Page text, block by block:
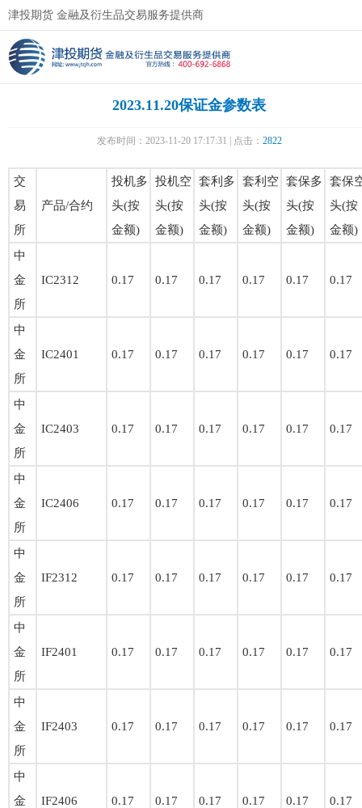
津投期货 金融及衍生品交易服务提供商
2023.11.20保证金参数表
发布时间：2023-11-20 17:17:31 | 点击： 2822
交
易
所
产品/合约
投机多
头(按
金额)
投机空
头(按
金额)
套利多
头(按
金额)
套利空
头(按
金额)
套保多
头(按
金额)
套保
头(按
金额)
中
金
所
IC2312 0.17 0.17 0.17 0.17 0.17 0.17
中
金
所
IC2401 0.17 0.17 0.17 0.17 0.17 0.17
中
金
所
IC2403 0.17 0.17 0.17 0.17 0.17 0.17
中
金
所
IC2406 0.17 0.17 0.17 0.17 0.17 0.17
中
金
所
IF2312 0.17 0.17 0.17 0.17 0.17 0.17
中
金
所
IF2401 0.17 0.17 0.17 0.17 0.17 0.17
中
金
所
IF2403 0.17 0.17 0.17 0.17 0.17 0.17
中
金
IF2406 0.17 0.17 0.17 0.17 0.17 0.17